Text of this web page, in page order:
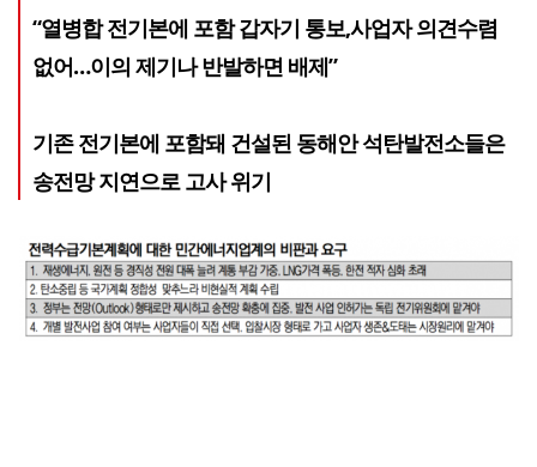
“열병합 전기본에 포함 갑자기 통보,사업자 의견수렴
없어…이의 제기나 반발하면 배제”
기존 전기본에 포함돼 건설된 동해안 석탄발전소들은
송전망 지연으로 고사 위기